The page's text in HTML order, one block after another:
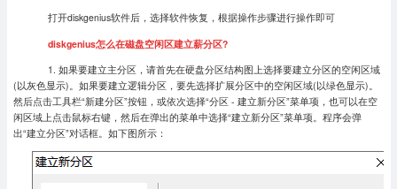
打开diskgenius软件后，选择软件恢复，根据操作步骤进行操作即可
diskgenius怎么在磁盘空闲区建立薪分区?
1. 如果要建立主分区，请首先在硬盘分区结构图上选择要建立分区的空闲区域
(以灰色显示)。如果要建立逻辑分区，要先选择扩展分区中的空闲区域(以绿色显示)。
然后点击工具栏“新建分区”按钮，或依次选择“分区 - 建立新分区”菜单项，也可以在空
闲区域上点击鼠标右键，然后在弹出的菜单中选择“建立新分区”菜单项。程序会弹
出“建立分区”对话框。如下图所示：